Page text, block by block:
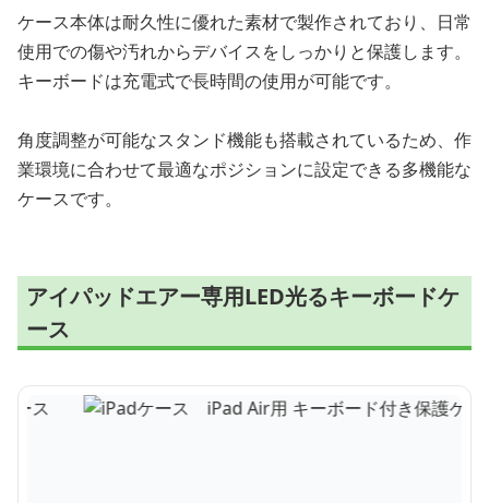
ケース本体は耐久性に優れた素材で製作されており、日常
使用での傷や汚れからデバイスをしっかりと保護します。
キーボードは充電式で長時間の使用が可能です。
角度調整が可能なスタンド機能も搭載されているため、作
業環境に合わせて最適なポジションに設定できる多機能な
ケースです。
アイパッドエアー専用LED光るキーボードケ
ース